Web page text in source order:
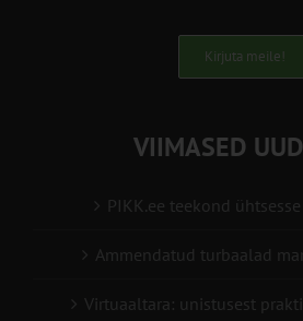
Kirjuta meile!
VIIMASED
PIKK.ee teekond
Ammendatud turbaalad
Virtuaaltara: unistusest